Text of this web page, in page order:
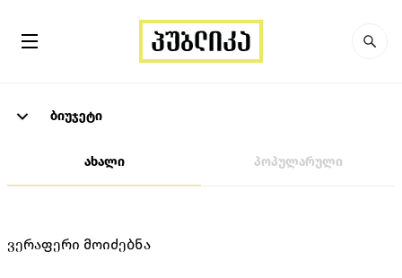
ბიუჯეტი
ახალი პოპულარული
ვერაფერი მოიძებნა